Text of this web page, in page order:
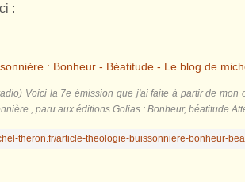
:
Voici la 7e émission que j'ai faite à partir de mon
, paru aux éditions Golias : Bonheur, béatitude
theron.fr/article-theologie-buissonniere-bonheur-